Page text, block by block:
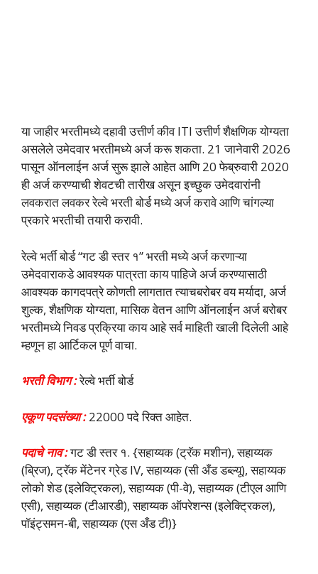
या जाहीर भरतीमध्ये दहावी उत्तीर्ण कीव ITI उत्तीर्ण शैक्षणिक योग्यता
असलेले उमेदवार भरतीमध्ये अर्ज करू शकता. 21 जानेवारी 2026
पासून ऑनलाईन अर्ज सुरू झाले आहेत आणि 20 फेब्रुवारी 2020
ही अर्ज करण्याची शेवटची तारीख असून इच्छुक उमेदवारांनी
लवकरात लवकर रेल्वे भरती बोर्ड मध्ये अर्ज करावे आणि चांगल्या
प्रकारे भरतीची तयारी करावी.
रेल्वे भर्ती बोर्ड “गट डी स्तर १” भरती मध्ये अर्ज करणाऱ्या
उमेदवाराकडे आवश्यक पात्रता काय पाहिजे अर्ज करण्यासाठी
आवश्यक कागदपत्रे कोणती लागतात त्याचबरोबर वय मर्यादा, अर्ज
शुल्क, शैक्षणिक योग्यता, मासिक वेतन आणि ऑनलाईन अर्ज बरोबर
भरतीमध्ये निवड प्रक्रिया काय आहे सर्व माहिती खाली दिलेली आहे
म्हणून हा आर्टिकल पूर्ण वाचा.
भरती विभाग :रेल्वे भर्ती बोर्ड
एकूण पदसंख्या :22000 पदे रिक्त आहेत.
पदाचे नाव :गट डी स्तर १. {सहाय्यक (ट्रॅक मशीन), सहाय्यक
(ब्रिज), ट्रॅक मेंटेनर ग्रेड IV, सहाय्यक (सी अँड डब्ल्यू), सहाय्यक
लोको शेड (इलेक्ट्रिकल), सहाय्यक (पी-वे), सहाय्यक (टीएल आणि
एसी), सहाय्यक (टीआरडी), सहाय्यक ऑपरेशन्स (इलेक्ट्रिकल),
पॉइंट्समन-बी, सहाय्यक (एस अँड टी)}